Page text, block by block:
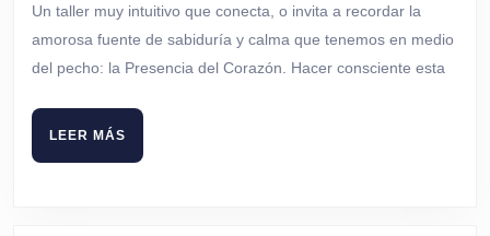
2025
Un taller muy intuitivo que conecta, o invita a recordar la
amorosa fuente de sabiduría y calma que tenemos en medio
del pecho: la Presencia del Corazón. Hacer consciente esta
LEER MÁS
MÁS